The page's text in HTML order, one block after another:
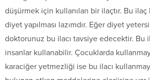
düşürmek için kullanılan bir ilaçtır. Bu
diyet yapılması lazımdır. Eğer diyet
doktorunuz bu ilacı tavsiye edecektir. Bu
insanlar kullanabilir. Çocuklarda
karaciğer yetmezliği ise bu ilacı